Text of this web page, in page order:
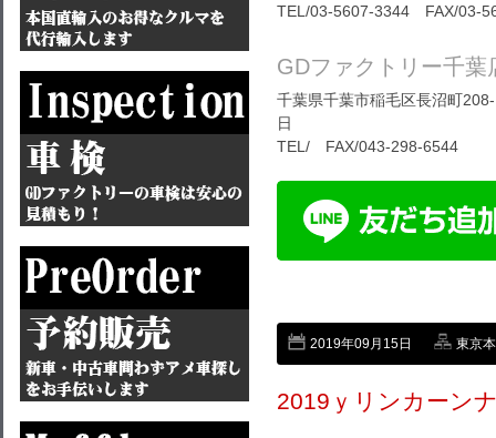
TEL/03-5607-3344 FAX/03-
GDファクトリー千葉
千葉県千葉市稲毛区長沼町
日
TEL/ FAX/043-298-6544
2019年09月15日 東京
2019ｙリンカーン